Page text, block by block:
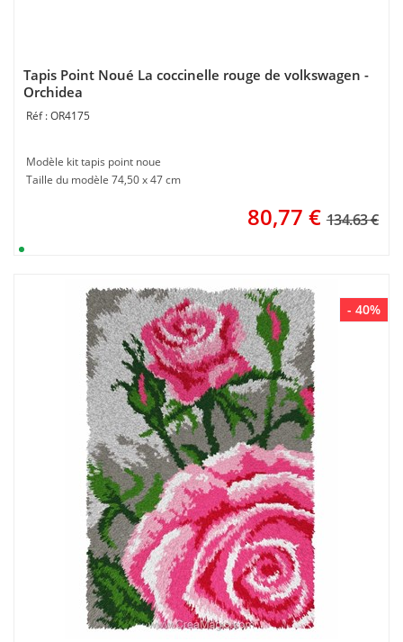
Tapis Point Noué La coccinelle rouge de volkswagen -
Orchidea
OR4175
Modèle kit tapis point noue
Taille du modèle 74,50 x 47 cm
80,77 € 134.63 €
- 40%